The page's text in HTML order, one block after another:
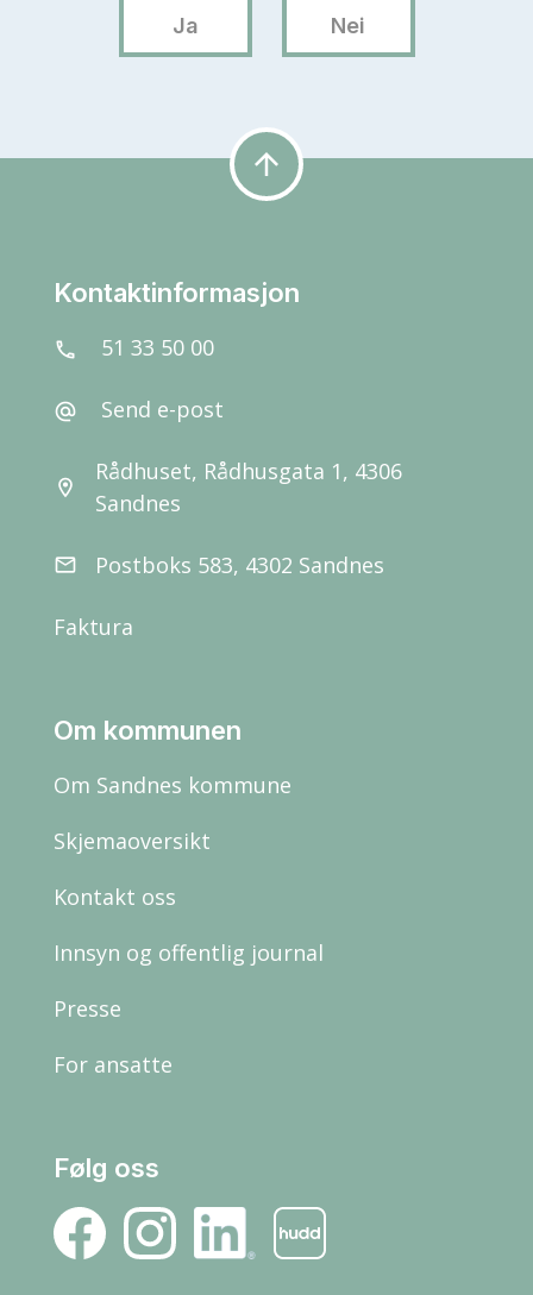
arrow_upward
Kontaktinformasjon
call 51 33 50 00
alternate_email Send e-post
location_on
Rådhuset, Rådhusgata 1, 4306
Sandnes
email Postboks 583, 4302 Sandnes
Faktura
Om kommunen
Om Sandnes kommune
Skjemaoversikt
Kontakt oss
Innsyn og offentlig journal
Presse
For ansatte
Følg oss